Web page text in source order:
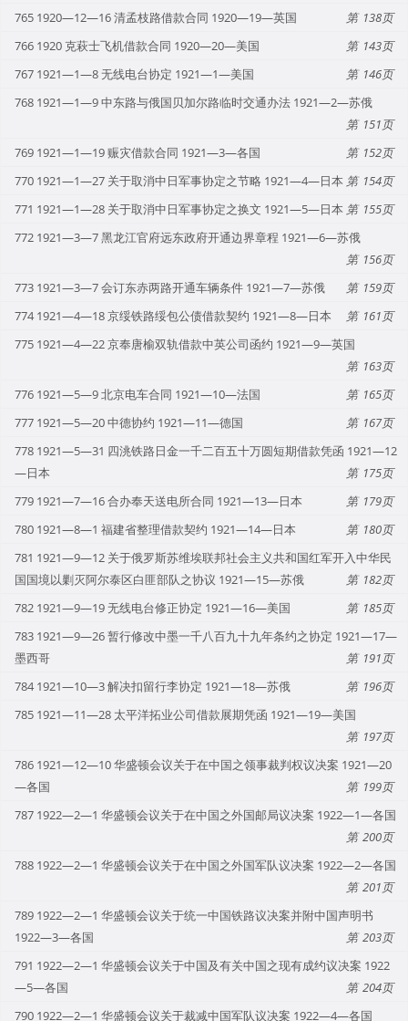
765 1920—12—16 清孟枝路借款合同 1920—19—英国
138
766 1920 克萩士飞机借款合同 1920—20—美国
143
767 1921—1—8 无线电台协定 1921—1—美国
146
768 1921—1—9 中东路与俄国贝加尔路临时交通办法 1921—2—苏俄
151
769 1921—1—19 赈灾借款合同 1921—3—各国
152
770 1921—1—27 关于取消中日军事协定之节略 1921—4—日本
154
771 1921—1—28 关于取消中日军事协定之换文 1921—5—日本
155
772 1921—3—7 黑龙江官府远东政府开通边界章程 1921—6—苏俄
156
773 1921—3—7 会订东赤两路开通车辆条件 1921—7—苏俄
159
774 1921—4—18 京绥铁路绥包公债借款契约 1921—8—日本
161
775 1921—4—22 京奉唐榆双轨借款中英公司函约 1921—9—英国
163
776 1921—5—9 北京电车合同 1921—10—法国
165
777 1921—5—20 中德协约 1921—11—德国
167
778 1921—5—31 四洮铁路日金一千二百五十万圆短期借款凭函 1921—12
—日本
175
779 1921—7—16 合办奉天送电所合同 1921—13—日本
179
780 1921—8—1 福建省整理借款契约 1921—14—日本
180
781 1921—9—12 关于俄罗斯苏维埃联邦社会主义共和国红军开入中华民
国国境以剿灭阿尔泰区白匪部队之协议 1921—15—苏俄
182
782 1921—9—19 无线电台修正协定 1921—16—美国
185
783 1921—9—26 暂行修改中墨一千八百九十九年条约之协定 1921—17—
墨西哥
191
784 1921—10—3 解决扣留行李协定 1921—18—苏俄
196
785 1921—11—28 太平洋拓业公司借款展期凭函 1921—19—美国
197
786 1921—12—10 华盛顿会议关于在中国之领事裁判权议决案 1921—20
—各国
199
787 1922—2—1 华盛顿会议关于在中国之外国邮局议决案 1922—1—各国
200
788 1922—2—1 华盛顿会议关于在中国之外国军队议决案 1922—2—各国
201
789 1922—2—1 华盛顿会议关于统一中国铁路议决案并附中国声明书
1922—3—各国
203
791 1922—2—1 华盛顿会议关于中国及有关中国之现有成约议决案 1922
—5—各国
204
790 1922—2—1 华盛顿会议关于裁减中国军队议决案 1922—4—各国